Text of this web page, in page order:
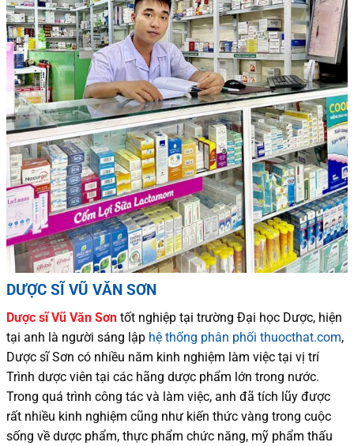
DƯỢC SĨ VŨ VĂN SƠN
Dược sĩVũ Văn Sơn tốt nghiệp tại trường Đại học Dược, hiện
tại anh là người sáng lập hệ thống phân phối thuocthat.com,
Dược sĩSơn có nhiều năm kinh nghiệm làm việc tại vị trí
Trình dược viên tại các hãng dược phẩm lớn trong nước.
Trong quá trình công tác và làm việc, anh đã tích lũy được
rất nhiều kinh nghiệm cũng như kiến thức vàng trong cuộc
sống về dược phẩm, thực phẩm chức năng, mỹ phẩm thấu